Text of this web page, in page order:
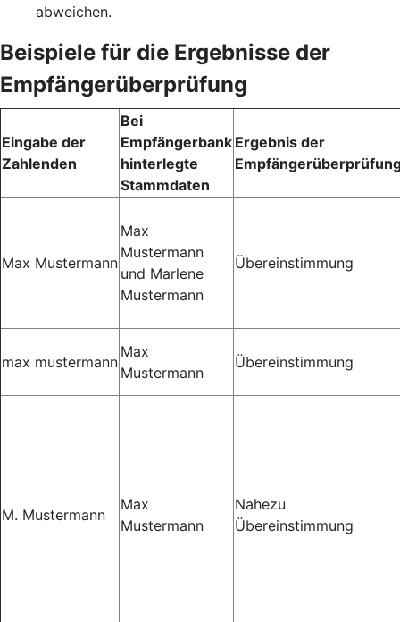
abweichen.
Beispiele für die Ergebnisse der
Empfängerüberprüfung
Eingabe der
Zahlenden
Bei
Empfängerbank
hinterlegte
Stammdaten
Ergebnis der
Max Mustermann
Max
Mustermann
und Marlene
Mustermann
Übereinstimmung
max mustermann
Max
Mustermann
Übereinstimmung
M. Mustermann
Max
Mustermann
Nahezu
Übereinstimmung